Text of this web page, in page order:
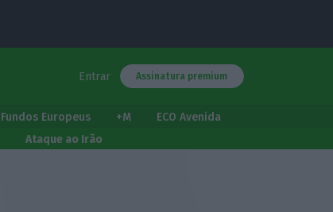
Entrar Assinatura premium
Fundos Europeus +M
ECO Avenida
Ataque ao Irão